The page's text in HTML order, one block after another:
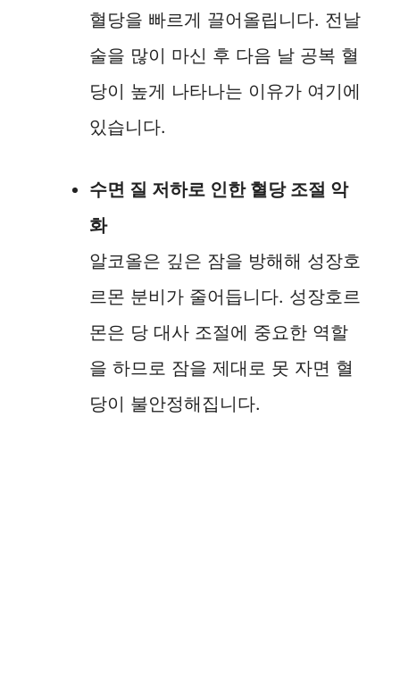
혈당을 빠르게 끌어올립니다. 전날
술을 많이 마신 후 다음 날 공복 혈
당이 높게 나타나는 이유가 여기에
있습니다.
수면 질 저하로 인한 혈당 조절 악
화
알코올은 깊은 잠을 방해해 성장호
르몬 분비가 줄어듭니다. 성장호르
몬은 당 대사 조절에 중요한 역할
을 하므로 잠을 제대로 못 자면 혈
당이 불안정해집니다.